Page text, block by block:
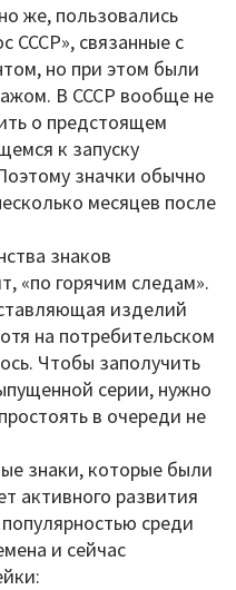
же, пользовались
СССР», связанные с
но при этом были
В СССР вообще не
о предстоящем
к запуску
значки обычно
месяцев после
знаков
«по горячим следам».
изделий
на потребительском
Чтобы заполучить
серии, нужно
в очереди не
знаки, которые были
активного развития
среди
и сейчас